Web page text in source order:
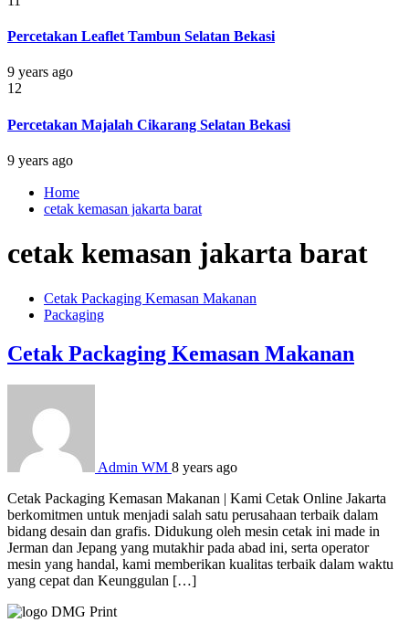
Percetakan Leaflet Tambun Selatan Bekasi
9 years ago
12
Percetakan Majalah Cikarang Selatan Bekasi
9 years ago
Home
cetak kemasan jakarta barat
cetak kemasan jakarta barat
Cetak Packaging Kemasan Makanan
Packaging
Cetak Packaging Kemasan Makanan
Admin WM 8 years ago
Cetak Packaging Kemasan Makanan | Kami Cetak Online Jakarta
berkomitmen untuk menjadi salah satu perusahaan terbaik dalam
bidang desain dan grafis. Didukung oleh mesin cetak ini made in
Jerman dan Jepang yang mutakhir pada abad ini, serta operator
mesin yang handal, kami memberikan kualitas terbaik dalam waktu
yang cepat dan Keunggulan […]